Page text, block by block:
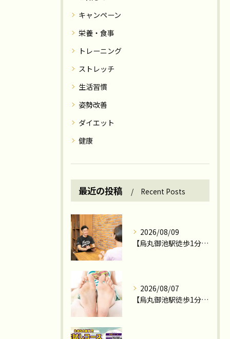
キャンペーン
栄養・食事
トレーニング
ストレッチ
生活習慣
姿勢改善
ダイエット
健康
最近の投稿 Recent Posts
2026/08/09
【烏丸御池駅徒歩1分のパーソナルジム】お盆期間の体験トレーニングは12日・13日がおススメです！
2026/08/07
【烏丸御池駅徒歩1分のパーソナルジム】「運動しているのに脚だけ痩せない…」その原因、足裏のアーチかもしれません！